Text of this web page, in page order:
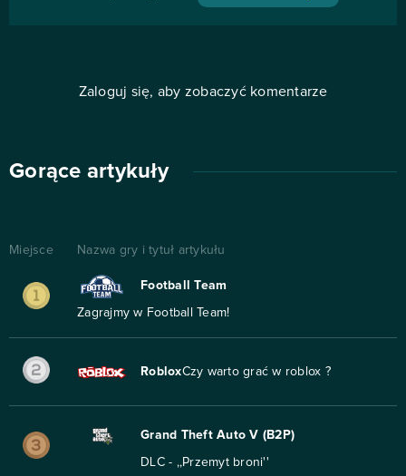
Zaloguj się, aby zobaczyć komentarze
Gorące artykuły
Miejsce Nazwa gry i tytuł artykułu
Football Team
Zagrajmy w Football Team!
RobloxCzy warto grać w roblox ?
Grand Theft Auto V (B2P)
DLC - ,,Przemyt broni''